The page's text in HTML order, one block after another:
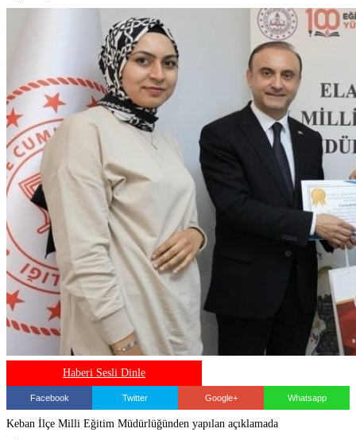
Haberi Sesli Dinle
Facebook Twitter Google+ Whatsapp
Keban İlçe Milli Eğitim Müdürlüğünden yapılan açıklamada